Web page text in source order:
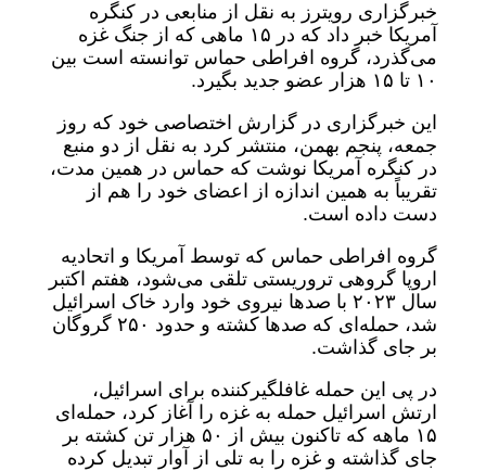
خبرگزاری رویترز به نقل از منابعی در کنگره
آمریکا خبر داد که در ۱۵ ماهی که از جنگ غزه
می‌گذرد، گروه افراطی حماس توانسته است بین
۱۰ تا ۱۵ هزار عضو جدید بگیرد.
این خبرگزاری در گزارش اختصاصی خود که روز
جمعه، پنجم بهمن، منتشر کرد به نقل از دو منبع
در کنگره آمریکا نوشت که حماس در همین مدت،
تقریباً به همین اندازه از اعضای خود را هم از
دست داده است.
گروه افراطی حماس که توسط آمریکا و اتحادیه
اروپا گروهی تروریستی تلقی می‌شود، هفتم اکتبر
سال ۲۰۲۳ با صدها نیروی خود وارد خاک اسرائیل
شد، حمله‌ای که صدها کشته و حدود ۲۵۰ گروگان
بر جای گذاشت.
در پی این حمله غافلگیرکننده برای اسرائیل،
ارتش اسرائیل حمله به غزه را آغاز کرد، حمله‌ای
۱۵ ماهه که تاکنون بیش از ۵۰ هزار تن کشته بر
جای گذاشته و غزه را به تلی از آوار تبدیل کرده